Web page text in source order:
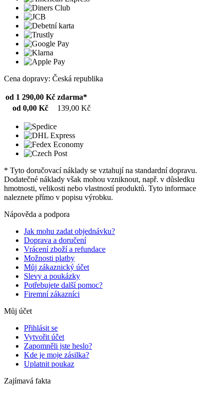
Cena dopravy: Česká republika
od 1 290,00 Kč zdarma*
od 0,00 Kč
139,00 Kč
* Tyto doručovací náklady se vztahují na standardní dopravu.
Dodatečné náklady však mohou vzniknout, např. v důsledku
hmotnosti, velikosti nebo vlastností produktů. Tyto informace
naleznete přímo v popisu výrobku.
Nápověda a podpora
Jak mohu zadat objednávku?
Doprava a doručení
Vrácení zboží a refundace
Možnosti platby
Můj zákaznický účet
Slevy a poukázky
Potřebujete další pomoc?
Firemní zákazníci
Můj účet
Přihlásit se
Vytvořit účet
Zapomněli jste heslo?
Kde je moje zásilka?
Uplatnit poukaz
Zajímavá fakta